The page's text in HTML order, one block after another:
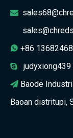

 +86
 judyxiong439
 Baode
Baoan distritupi,